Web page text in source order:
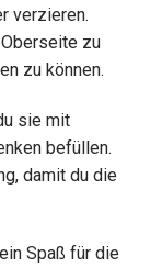
verzieren.
zu
zu können.
sie mit
befüllen.
damit du die
Spaß für die